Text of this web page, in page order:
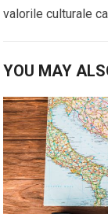
valorile culturale
YOU MAY